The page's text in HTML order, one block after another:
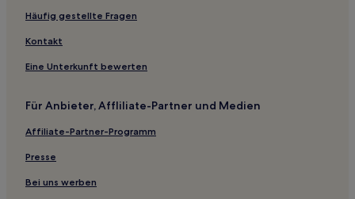
Haserich Hotels
Kröv Hotels
Hahn Hotels
Sulzbach Hotels
Mastershausen Hotels
Bernkastel-Kues Hotels
Schwarzen Hotels
Häufig gestellte Fragen
Kontakt
Eine Unterkunft bewerten
Für Anbieter, Affliliate-Partner und Medien
Affiliate-Partner-Programm
Presse
Bei uns werben